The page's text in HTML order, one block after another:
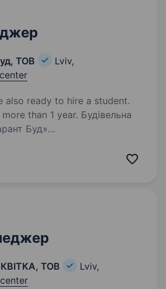
ТОВ
Lviv,
also ready to hire a student.
1 year. Будівельна
Буд»
ведення сайту,
ТОВ
Lviv,